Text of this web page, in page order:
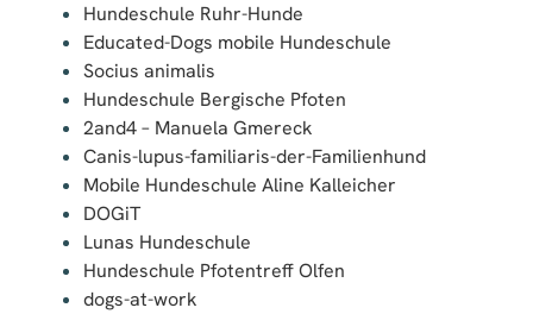
Hundeschule Ruhr-Hunde
Educated-Dogs mobile Hundeschule
Socius animalis
Hundeschule Bergische Pfoten
2and4 – Manuela Gmereck
Canis-lupus-familiaris-der-Familienhund
Mobile Hundeschule Aline Kalleicher
DOGiT
Lunas Hundeschule
Hundeschule Pfotentreff Olfen
dogs-at-work